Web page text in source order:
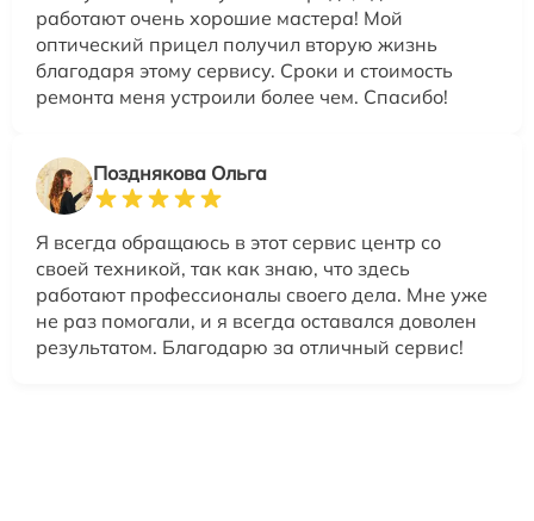
работают очень хорошие мастера! Мой
оптический прицел получил вторую жизнь
благодаря этому сервису. Сроки и стоимость
ремонта меня устроили более чем. Спасибо!
Позднякова Ольга
Я всегда обращаюсь в этот сервис центр со
своей техникой, так как знаю, что здесь
работают профессионалы своего дела. Мне уже
не раз помогали, и я всегда оставался доволен
результатом. Благодарю за отличный сервис!